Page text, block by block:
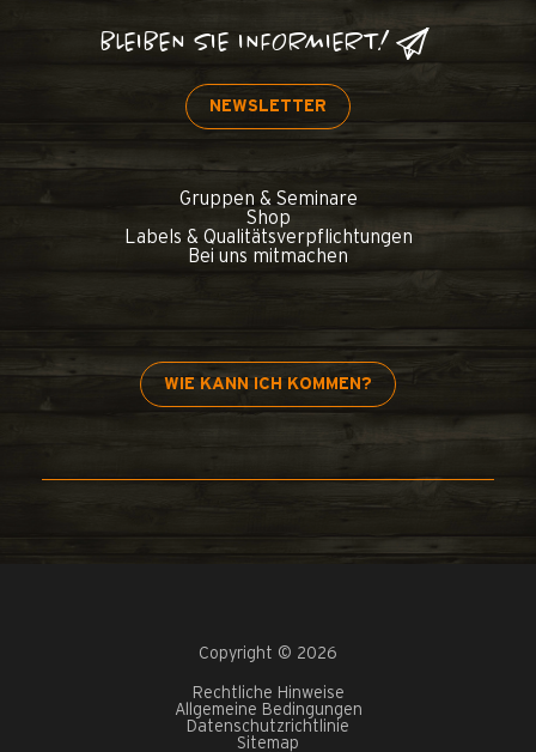
BLEIBEN SIE INFORMIERT!
NEWSLETTER
Gruppen & Seminare
Shop
Labels & Qualitätsverpflichtungen
Bei uns mitmachen
WIE KANN ICH KOMMEN?
Copyright © 2026
Rechtliche Hinweise
Allgemeine Bedingungen
Datenschutzrichtlinie
Sitemap